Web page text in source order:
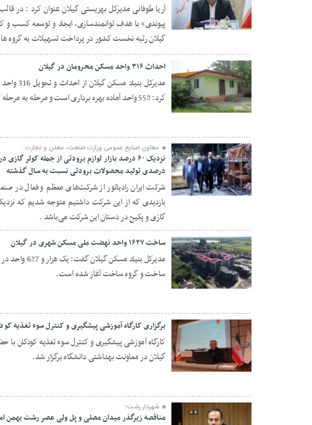
۰۶ بهمن ۱۴۰۳
آریا طوفانی مدیرکل بهزیستی گیلان عنوان کرد : در
پیوندی» با هدف توانمندسازی، ایجاد و توسعه کسب و
گیلان رتبه نخست کشور در پرداخت تسهیلات به گروه
۰۳ بهمن ۱۴۰۳
احداث ۳۱۶ واحد مسکن محرومان در گیلان
مدیرکل
کرد: 552 واحد آماده بهره برداری است و مرحله به مرحله تحویل متقاضیان خواهد شد.
۰۱ بهمن ۱۴۰۳
معاون صنایع عمومی وزارت صنعت، معدن و تجارت :
درصدی تولید محصولات برودتی نسبت به سال گذشته
شرکت ایران رادیاتور از شرکت‌های معظم و فعال در
گازی و پکیج در دستان این شرکت می‌باشد .
۳۰ دی ۱۴۰۳
ساخت ۱۶۲۷ واحد نهضت ملی مسکن شهری در گیلان
مدیرکل
ساخت و گروه ساخت آغاز شده است.
۲۹ دی ۱۴۰۳
برگزاری کارگاه آموزشی پیشگیری و کنترل سوء تغذیه
کارگاه آموزشی پیشگیری و کنترل سوء تغذیه کودکان با
گیلان در معاونت بهداشتی دانشگاه برگزار شد.
شهردار رشت؛
مناقصه زیرگذر میدان مصلی و پل ولی عصر رشت بهمن